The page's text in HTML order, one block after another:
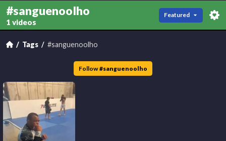
#sanguenoolho
1 videos
Featured
Tags #sanguenoolho
Follow #sanguenoolho